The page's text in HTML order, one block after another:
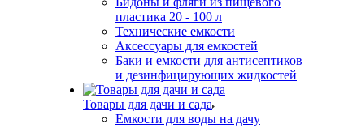
пластика 20 - 100 л
Технические емкости
Аксессуары для емкостей
Баки и емкости для антисептиков
и дезинфицирующих жидкостей
Товары для дачи и сада
Емкости для воды на дачу